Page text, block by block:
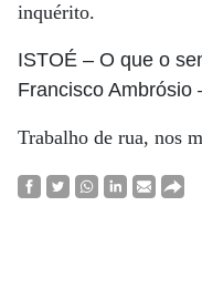
inquérito.
ISTOÉ – O que o
Francisco Ambrósio
Trabalho de rua, nos